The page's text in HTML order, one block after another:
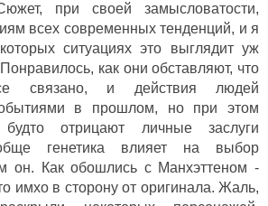
при своей замысловатости,
всех современных тенденций, и я
ситуациях это выглядит уж
как они обставляют, что
связано, и действия людей
в прошлом, но при этом
отрицают личные заслуги
генетика влияет на выбор
он. Как обошлись с Манхэттеном -
имхо в сторону от оригинала. Жаль,